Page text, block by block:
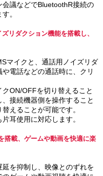
議などでBluetoothR接続の
。
リダクション機能を搭載し、
マイクと、通話用ノイズリダ
電話などの通話時に、クリ
ON/OFFを切り替えること
接続機器側を操作すること
えることが可能です。
耳使用に対応します。
搭載、ゲームや動画を快適に楽
を抑制し、映像とのずれを